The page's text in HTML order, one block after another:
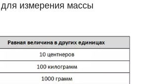
измерения массы